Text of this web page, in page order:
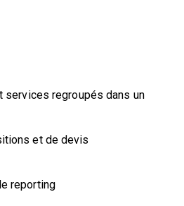
services regroupés dans un
et de devis
reporting